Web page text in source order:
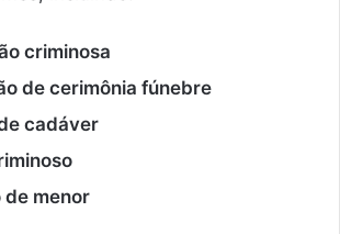
criminosa
de cerimônia fúnebre
cadáver
menor